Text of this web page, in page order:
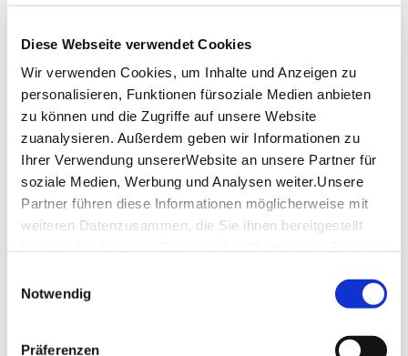
Diese Webseite verwendet Cookies
Wir verwenden Cookies, um Inhalte und Anzeigen zu
personalisieren, Funktionen fürsoziale Medien anbieten
zu können und die Zugriffe auf unsere Website
zuanalysieren. Außerdem geben wir Informationen zu
Ihrer Verwendung unsererWebsite an unsere Partner für
soziale Medien, Werbung und Analysen weiter.Unsere
Partner führen diese Informationen möglicherweise mit
weiteren Datenzusammen, die Sie ihnen bereitgestellt
Impressum
Notwendig
Präferenzen
Breitscheidstraße
70174 Stuttgart
Planen Sie Ihre Anreise
Verkehrs- und Tarifverbund Stuttgart GmbH
Fahrplanauskunft des VVS
Fahrplanauskunft der DB
Google Maps